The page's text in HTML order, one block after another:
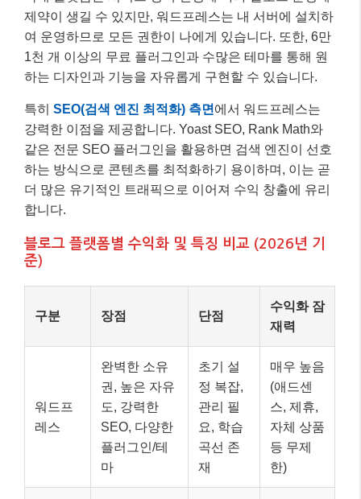
제약이 생길 수 있지만, 워드프레스는 내 서버에 설치하
여 운영하므로 모든 권한이 나에게 있습니다. 또한, 6만
1천 개 이상의 무료 플러그인과 수많은 테마를 통해 원
하는 디자인과 기능을 자유롭게 구현할 수 있습니다.
특히 SEO(검색 엔진 최적화) 측면 에서 워드프레스는
강력한 이점을 제공합니다. Yoast SEO, Rank Math와
같은 전문 SEO 플러그인을 활용하면 검색 엔진이 선호
하는 방식으로 콘텐츠를 최적화하기 용이하며, 이는 곧
더 많은 유기적인 트래픽으로 이어져 수익 창출에 유리
합니다.
블로그 플랫폼별 수익화 및 특징 비교 (2026년 기
준)
구분 장점 단점
수익화 잠
재력
워드프
레스
완벽한 소유
권, 높은 자유
도, 강력한
SEO, 다양한
플러그인/테
마
초기 설
정 복잡,
관리 필
요, 학습
곡선 존
재
매우 높음
(애드센
스, 제휴,
자체 상품
등 무제
한)